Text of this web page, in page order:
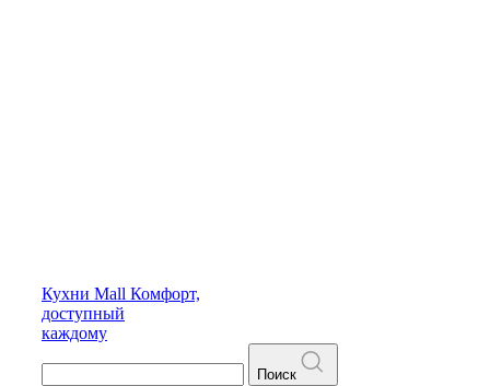
Кухни Mall Комфорт,
доступный
каждому
Поиск